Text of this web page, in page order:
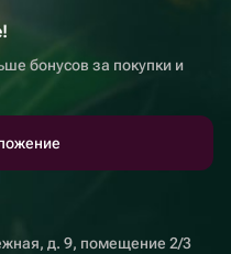
бонусов за покупки и
д. 9, помещение 2/3